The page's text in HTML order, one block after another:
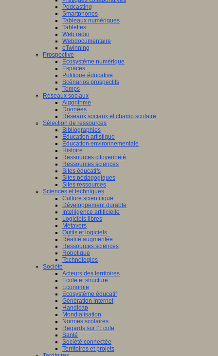
Podcasting
Smartphones
Tableaux numériques
Tablettes
Web radio
Webdocumentaire
eTwinning
Prospective
Ecosystème numérique
Espaces
Politique éducative
Scénarios prospectifs
Temps
Réseaux sociaux
Algorithme
Données
Réseaux sociaux et champ scolaire
Sélection de ressources
Bibliographies
Education artistique
Education environnementale
Histoire
Ressources citoyenneté
Ressources sciences
Sites éducatifs
Sites pédagogiques
Sites ressources
Sciences et techniques
Culture scientifique
Développement durable
Intelligence artificielle
Logiciels libres
Métavers
Outils et logiciels
Réalité augmentée
Ressources sciences
Robotique
Technologies
Société
Acteurs des territoires
Ecole et structure
Economie
Ecosystème éducatif
Génération internet
Handicap
Mondialisation
Normes scolaires
Regards sur l’Ecole
Santé
Société connectée
Territoires et projets